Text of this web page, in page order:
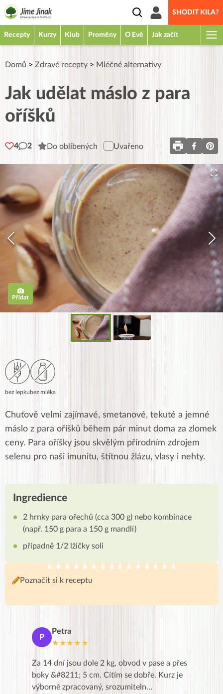
SHODIT KILA?
Recepty Kurzy Klub Proměny O Evě Jak začít
Domů > Zdravé recepty > Mléčné alternativy
Jak udělat máslo z para
oříšků
4 2 Do oblíbených Uvařeno
Přidat
bez lepku bez mléka
Chuťově velmi zajímavé, smetanové, tekuté a jemné
máslo z para oříšků během pár minut doma za zlomek
ceny. Para oříšky jsou skvělým přírodním zdrojem
selenu pro naši imunitu, štítnou žlázu, vlasy i nehty.
Ingredience
2 hrnky para ořechů (cca 300 g) nebo kombinace
(např. 150 g para a 150 g mandlí)
případně 1/2 lžičky soli
Poznačit si k receptu
P
Petra
★★★★★
Za 14 dní jsou dole 2 kg, obvod v pase a přes
boky &#8211; 5 cm. Cítím se dobře. Kurz je
výborně zpracovaný, srozumiteln…